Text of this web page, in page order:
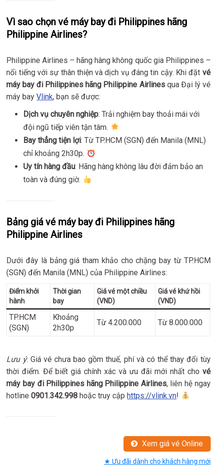
Vì sao chọn vé máy bay đi Philippines hãng
Philippine Airlines?
Philippine Airlines – hãng hàng không quốc gia Philippines –
nổi tiếng với sự thân thiện và dịch vụ đáng tin cậy. Khi đặt vé
máy bay đi Philippines hãng Philippine Airlinesqua Đại lý vé
máy bayVlink, bạn sẽ được:
Dịch vụ chuyên nghiệp: Trải nghiệm bay thoải mái với
đội ngũ tiếp viên tận tâm.
Bay thẳng tiện lợi: Từ TP.HCM (SGN) đến Manila (MNL)
chỉ khoảng 2h30p.
Uy tín hàng đầu: Hãng hàng không lâu đời đảm bảo an
toàn và đúng giờ.
Bảng giá vé máy bay đi Philippines hãng
Philippine Airlines
Dưới đây là bảng giá tham khảo cho chặng bay từ TP.HCM
(SGN) đến Manila (MNL) của Philippine Airlines:
Điểm khởi
hành
Thời gian
bay
Giá vé một chiều
(VND)
Giá vé khứ hồi
(VND)
TP.HCM
(SGN)
Khoảng
2h30p
Từ 4.200.000 Từ 8.000.000
Lưu ý: Giá vé chưa bao gồm thuế, phí và có thể thay đổi tùy
thời điểm. Để biết giá chính xác và ưu đãi mới nhất cho vé
máy bay đi Philippines hãng Philippine Airlines, liên hệ ngay
hotline0901.342.998 hoặc truy cậphttps://vlink.vn!
Xem giá vé Online
★ Ưu đãi dành cho khách hàng mới